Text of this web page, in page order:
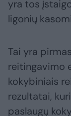
yra tos
ligonių
Tai yra
reitingavimo
kokybiniais
rezultatai,
paslaugų